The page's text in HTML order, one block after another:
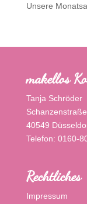
Unsere
makellos
Tanja Schröder
40549
Telefon: 0160-
Rechtliches
Impressum